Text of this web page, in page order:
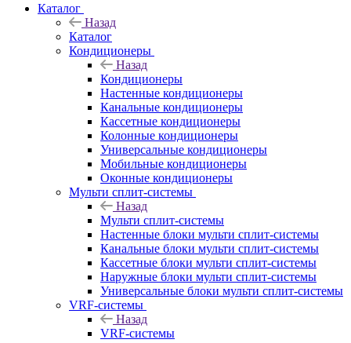
Каталог
Назад
Каталог
Кондиционеры
Назад
Кондиционеры
Настенные кондиционеры
Канальные кондиционеры
Кассетные кондиционеры
Колонные кондиционеры
Универсальные кондиционеры
Мобильные кондиционеры
Оконные кондиционеры
Мульти сплит-системы
Назад
Мульти сплит-системы
Настенные блоки мульти сплит-системы
Канальные блоки мульти сплит-системы
Кассетные блоки мульти сплит-системы
Наружные блоки мульти сплит-системы
Универсальные блоки мульти сплит-системы
VRF-системы
Назад
VRF-системы